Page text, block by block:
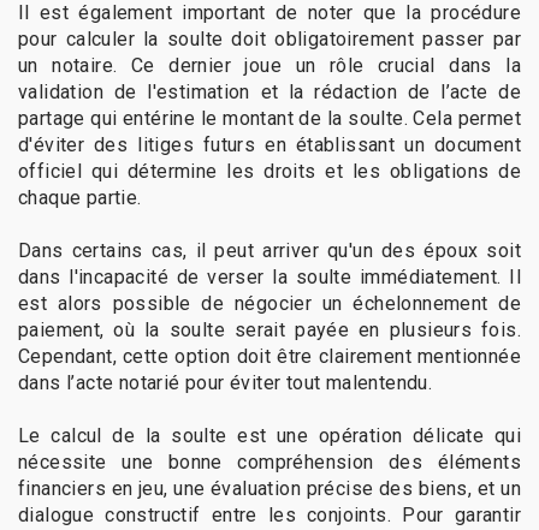
Il est également important de noter que la procédure
pour calculer la soulte doit obligatoirement passer par
un notaire. Ce dernier joue un rôle crucial dans la
validation de l'estimation et la rédaction de l’acte de
partage qui entérine le montant de la soulte. Cela permet
d'éviter des litiges futurs en établissant un document
officiel qui détermine les droits et les obligations de
chaque partie.
Dans certains cas, il peut arriver qu'un des époux soit
dans l'incapacité de verser la soulte immédiatement. Il
est alors possible de négocier un échelonnement de
paiement, où la soulte serait payée en plusieurs fois.
Cependant, cette option doit être clairement mentionnée
dans l’acte notarié pour éviter tout malentendu.
Le calcul de la soulte est une opération délicate qui
nécessite une bonne compréhension des éléments
financiers en jeu, une évaluation précise des biens, et un
dialogue constructif entre les conjoints. Pour garantir